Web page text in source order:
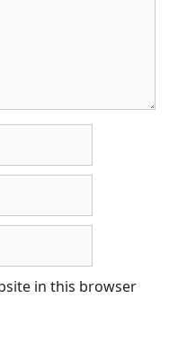
in this browser